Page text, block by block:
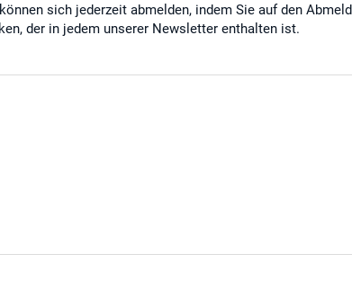
sich jederzeit abmelden, indem Sie auf den
der in jedem unserer Newsletter enthalten ist.